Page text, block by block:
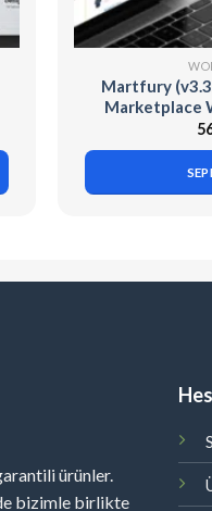
Martfury
Marketplace
ürünler.
bizimle birlikte